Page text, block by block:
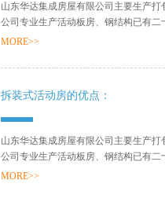
山东华达集成房屋有限公司主要生产
公司专业生产活动板房、钢结构已有
销售网络、售后服务等方面打下了坚实
MORE>>
拆装式活动房的优点：
山东华达集成房屋有限公司主要生产
公司专业生产活动板房、钢结构已有
销售网络、售后服务等方面打下了坚实
MORE>>